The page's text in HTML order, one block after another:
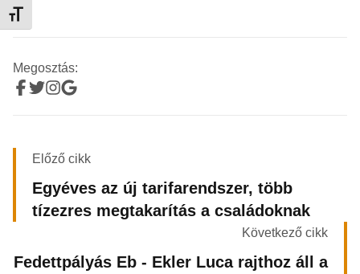
Betűméret váltása
Megosztás:
Előző cikk
Egyéves az új tarifarendszer, több
tízezres megtakarítás a családoknak
Következő cikk
Fedettpályás Eb - Ekler Luca rajthoz áll a